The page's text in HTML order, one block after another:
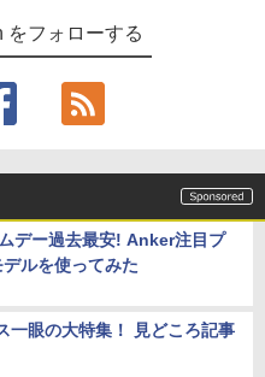
をフォローする
デー過去最安! Anker注目プ
ルを使ってみた
一眼の大特集！ 見どころ記事